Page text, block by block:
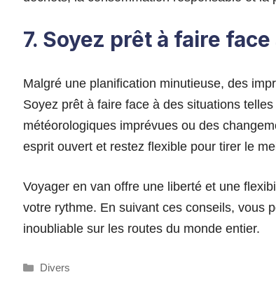
7. Soyez prêt à faire
Malgré une planification minutieuse, des
Soyez prêt à faire face à des situations
météorologiques imprévues ou des
esprit ouvert et restez flexible pour tirer le
Voyager en van offre une liberté et une
votre rythme. En suivant ces conseils, vous
inoubliable sur les routes du monde entier.
Catégories
Divers